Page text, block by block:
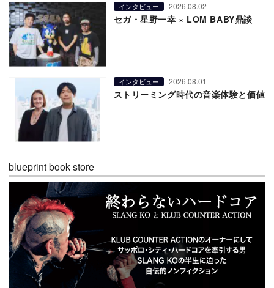
インタビュー 2026.08.02
セガ・星野一幸 × LOM BABY鼎談
インタビュー 2026.08.01
ストリーミング時代の音楽体験と価値
blueprint book store